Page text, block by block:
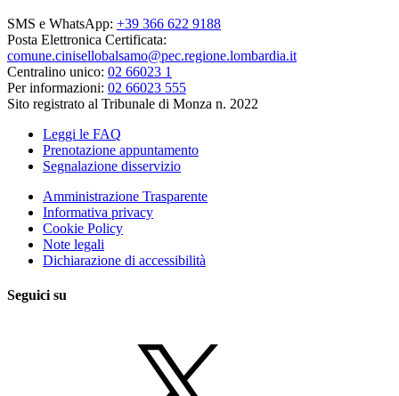
SMS e WhatsApp: +39 366 622 9188
Posta Elettronica Certificata:
comune.cinisellobalsamo@pec.regione.lombardia.it
Centralino unico: 02 66023 1
Per informazioni: 02 66023 555
Sito registrato al Tribunale di Monza n. 2022
Leggi le FAQ
Prenotazione appuntamento
Segnalazione disservizio
Amministrazione Trasparente
Informativa privacy
Cookie Policy
Note legali
Dichiarazione di accessibilità
Seguici su